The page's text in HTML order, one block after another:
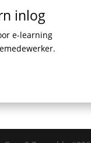
inlog
e-learning